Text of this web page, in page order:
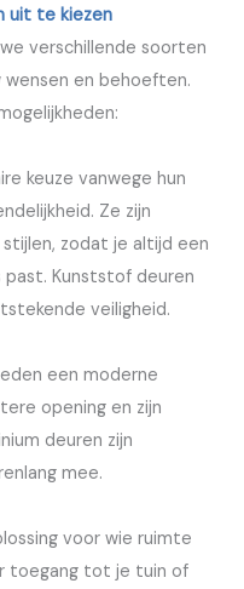
uit te kiezen
verschillende soorten
wensen en behoeften.
keuze vanwege hun
Ze zijn
zodat je altijd een
past. Kunststof deuren
veiligheid.
een moderne
opening en zijn
deuren zijn
mee.
voor wie ruimte
toegang tot je tuin of